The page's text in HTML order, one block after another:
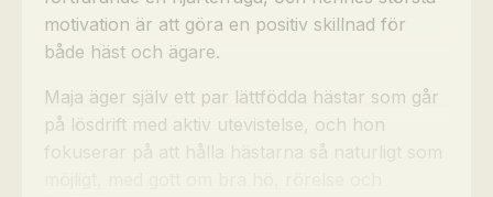
motivation är att göra en positiv skillnad för
både häst och ägare.
Maja äger själv ett par lättfödda hästar som går
på lösdrift med aktiv utevistelse, och hon
fokuserar på att hålla hästarna så naturligt som